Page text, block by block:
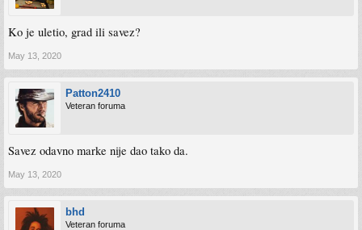
Ko je uletio, grad ili savez?
May 13, 2020
Patton2410
Veteran foruma
Savez odavno marke nije dao tako da.
May 13, 2020
bhd
Veteran foruma